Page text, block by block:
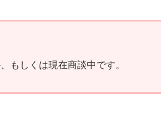
もしくは現在商談中です。